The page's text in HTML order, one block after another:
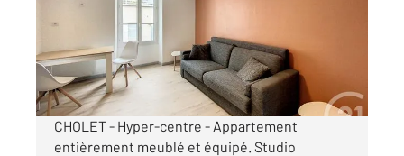
Appartement Studio à louer
475 €
par mois charges comprises
CHOLET - Hyper-centre - Appartement
entièrement meublé et équipé. Studio